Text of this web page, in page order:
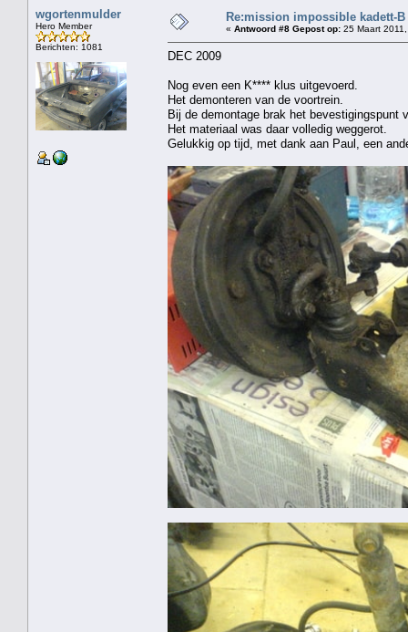
wgortenmulder
Hero Member
Berichten: 1081
Re:mission impossible kadett-B
« Antwoord #8 Gepost op: 25 Maart
DEC 2009
Nog even een K**** klus uitgevoerd.
Het demonteren van de voortrein.
Bij de demontage brak het bevestigingspunt
Het materiaal was daar volledig weggerot.
Gelukkig op tijd, met dank aan Paul, een